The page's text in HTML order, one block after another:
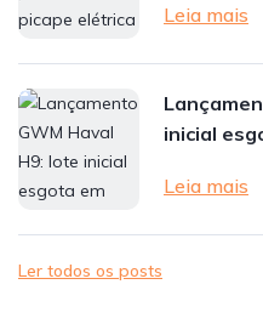
Leia mais
inicial
Leia mais
Ler todos os posts